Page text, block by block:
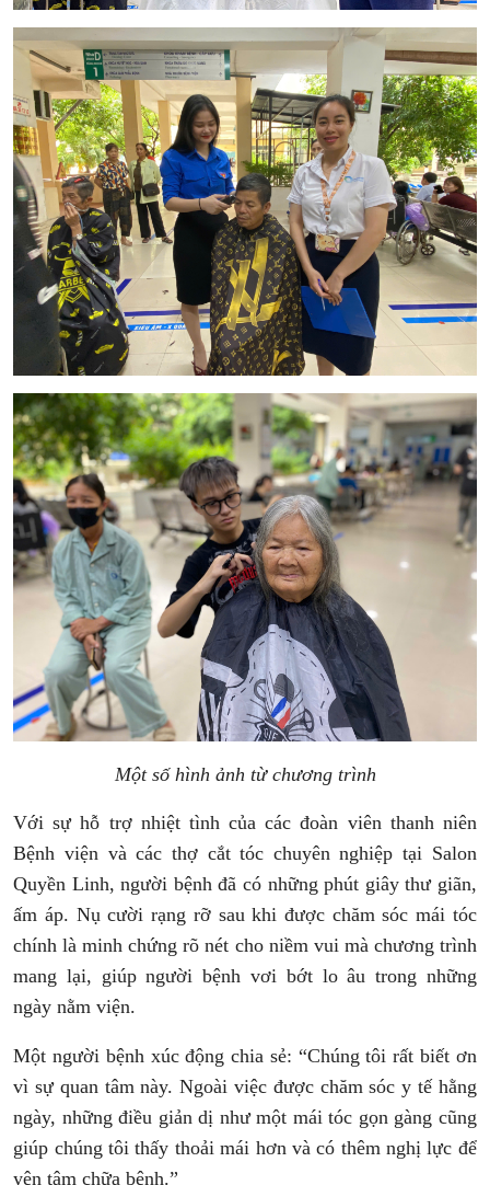
Một số hình ảnh từ chương trình
Với sự hỗ trợ nhiệt tình của các đoàn viên thanh niên
Bệnh viện và các thợ cắt tóc chuyên nghiệp tại Salon
Quyền Linh, người bệnh đã có những phút giây thư giãn,
ấm áp. Nụ cười rạng rỡ sau khi được chăm sóc mái tóc
chính là minh chứng rõ nét cho niềm vui mà chương trình
mang lại, giúp người bệnh vơi bớt lo âu trong những
ngày nằm viện.
Một người bệnh xúc động chia sẻ: “Chúng tôi rất biết ơn
vì sự quan tâm này. Ngoài việc được chăm sóc y tế hằng
ngày, những điều giản dị như một mái tóc gọn gàng cũng
giúp chúng tôi thấy thoải mái hơn và có thêm nghị lực để
yên tâm chữa bệnh.”